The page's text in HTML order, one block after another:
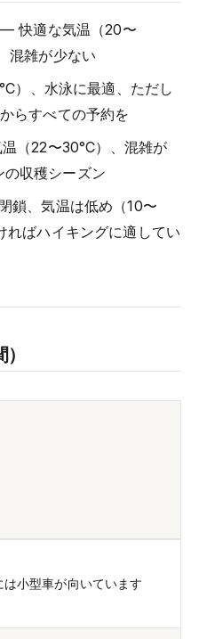
— 快適な気温（20〜
混雑が少ない
）、水泳に最適、ただし
らすべての予約を
温（22〜30°C）、混雑が
収穫シーズン
鎖、気温は低め（10〜
ればハイキングに適してい
は小型車が向いています